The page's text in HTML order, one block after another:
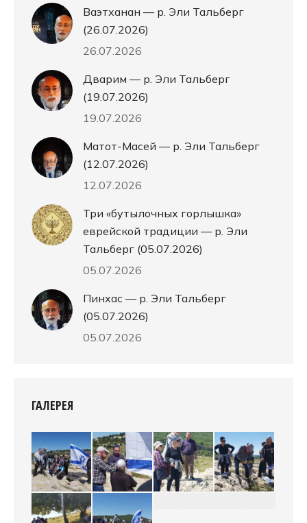
Ваэтханан — р. Эли Тальберг
(26.07.2026)
26.07.2026
Дварим — р. Эли Тальберг
(19.07.2026)
19.07.2026
Матот-Масей — р. Эли Тальберг
(12.07.2026)
12.07.2026
Три «бутылочных горлышка»
еврейской традиции — р. Эли
Тальберг (05.07.2026)
05.07.2026
Пинхас — р. Эли Тальберг
(05.07.2026)
05.07.2026
ГАЛЕРЕЯ